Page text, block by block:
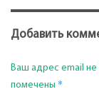
Добавить
Ваш адрес email не
помечены *